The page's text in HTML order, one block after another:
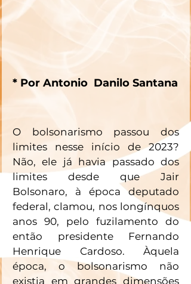
* Por Antonio  Danilo Santana
O bolsonarismo passou dos
limites nesse início de 2023?
Não, ele já havia passado dos
limites desde que Jair
Bolsonaro, à época deputado
federal, clamou, nos longínquos
anos 90, pelo fuzilamento do
então presidente Fernando
Henrique Cardoso. Àquela
época, o bolsonarismo não
existia em grandes dimensões